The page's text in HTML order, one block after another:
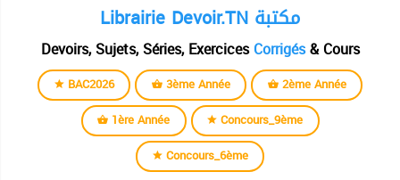
Librairie Devoir.TN مكتبة
Devoirs, Sujets, Séries, ExercicesCorrigés& Cours
BAC2026 3ème Année
2ème Année
1ère Année
Concours_9ème
Concours_6ème